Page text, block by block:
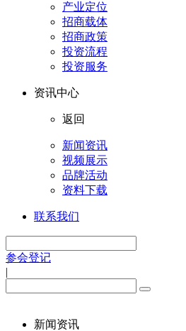
产业定位
招商载体
招商政策
投资流程
投资服务
资讯中心
返回
新闻资讯
视频展示
品牌活动
资料下载
联系我们
参会登记
|
新闻资讯